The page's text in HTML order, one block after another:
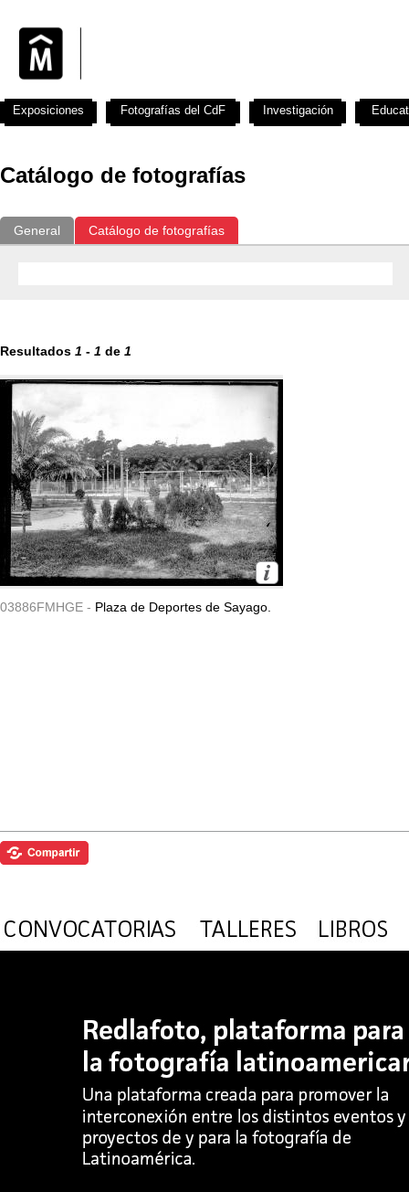
Catálogo de fotografías
General Catálogo de fotografías
Resultados 1 - 1 de 1
03886FMHGE - Plaza de Deportes de Sayago.
Exposiciones Fotografías del CdF Investigación